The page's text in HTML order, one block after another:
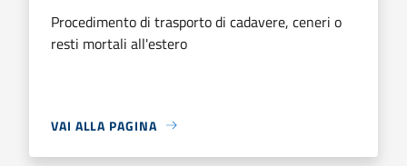
Procedimento di trasporto di cadavere, ceneri o
resti mortali all'estero
VAI ALLA PAGINA